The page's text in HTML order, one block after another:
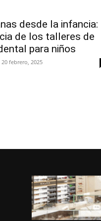
desde la infancia:
de los talleres de
para niños
20 febrero, 2025